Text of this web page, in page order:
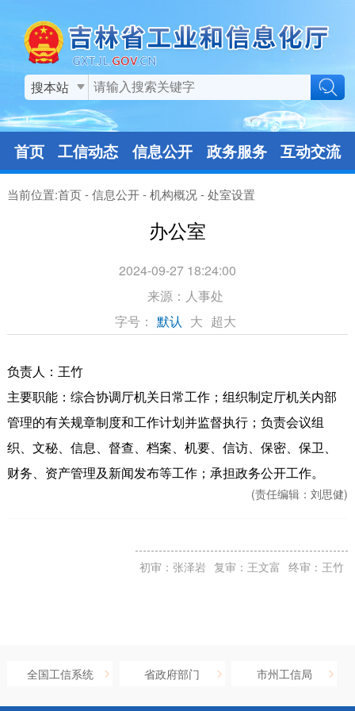
搜本站
首页 工信动态 信息公开 政务服务 互动交流
当前位置:首页-信息公开-机构概况-处室设置
办公室
2024-09-27 18:24:00
来源： 人事处
字号： 默认 大 超大
负责人：王竹
主要职能： 综合协调厅机关日常工作；组织制定厅机关内部
管理的有关规章制度和工作计划并监督执行；负责会议组
织、文秘、信息、督查、档案、机要、信访、保密、保卫、
财务、资产管理及新闻发布等工作；承担政务公开工作。
(责任编辑：刘思健)
初审：张泽岩 复审：王文富 终审：王竹
全国工信系统 省政府部门 市州工信局